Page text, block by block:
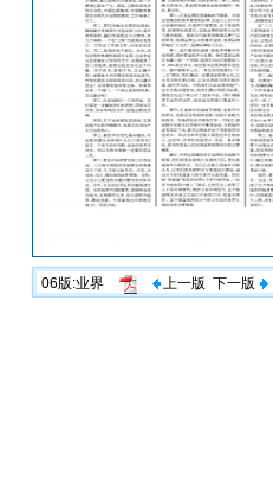
06版:业界 上一版 下一版